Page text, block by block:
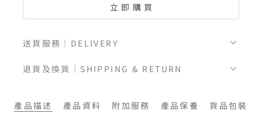
立即購買
送貨服務｜DELIVERY
退貨及換貨｜SHIPPING & RETURN
產品描述 產品資料 附加服務 產品保養 貨品包裝